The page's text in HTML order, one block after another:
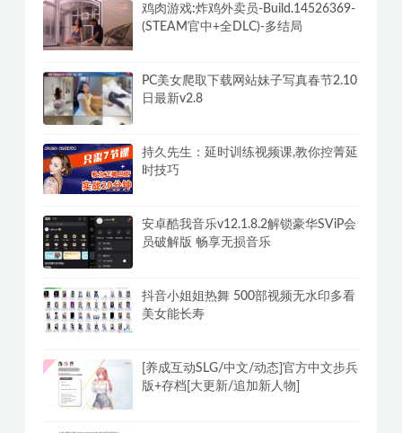
鸡肉游戏:炸鸡外卖员-Build.14526369-
(STEAM官中+全DLC)-多结局
PC美女爬取下载网站妹子写真春节2.10
日最新v2.8
持久先生：延时训练视频课,教你控菁延
时技巧
安卓酷我音乐v12.1.8.2解锁豪华SViP会
员破解版 畅享无损音乐
抖音小姐姐热舞 500部视频无水印多看
美女能长寿
[养成互动SLG/中文/动态]官方中文步兵
版+存档[大更新/追加新人物]